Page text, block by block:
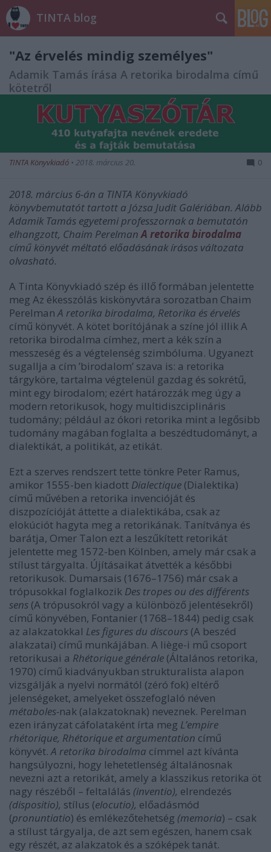
TINTA blog
"Az érvelés mindig személyes"
Adamik Tamás írása A retorika birodalma című
kötetről
TINTA Könyvkiadó • 2018. március 20. 0
2018. március 6-án a TINTA Könyvkiadó
könyvbemutatót tartott a Józsa Judit Galériában. Alább
Adamik Tamás egyetemi professzornak a bemutatón
elhangzott, Chaim Perelman A retorika birodalma
című könyvét méltató előadásának írásos változata
olvasható.
A Tinta Könyvkiadó szép és illő formában jelentette
meg Az ékesszólás kiskönyvtára sorozatban Chaim
Perelman A retorika birodalma, Retorika és érvelés
című könyvét. A kötet borítójának a színe jól illik A
retorika birodalma címhez, mert a kék szín a
messzeség és a végtelenség szimbóluma. Ugyanezt
sugallja a cím ’birodalom’ szava is: a retorika
tárgyköre, tartalma végtelenül gazdag és sokrétű,
mint egy birodalom; ezért határozzák meg úgy a
modern retorikusok, hogy multidiszciplináris
tudomány; például az ókori retorika mint a legősibb
tudomány magában foglalta a beszédtudományt, a
dialektikát, a politikát, az etikát.
Ezt a szerves rendszert tette tönkre Peter Ramus,
amikor 1555-ben kiadott Dialectique (Dialektika)
című művében a retorika invencióját és
diszpozícióját áttette a dialektikába, csak az
elokúciót hagyta meg a retorikának. Tanítványa és
barátja, Omer Talon ezt a leszűkített retorikát
jelentette meg 1572-ben Kölnben, amely már csak a
stílust tárgyalta. Újításaikat átvették a későbbi
retorikusok. Dumarsais (1676–1756) már csak a
trópusokkal foglalkozik Des tropes ou des différents
sens (A trópusokról vagy a különböző jelentésekről)
című könyvében, Fontanier (1768–1844) pedig csak
az alakzatokkal Les figures du discours (A beszéd
alakzatai) című munkájában. A liège-i mű csoport
retorikusai a Rhétorique générale (Általános retorika,
1970) című kiadványukban strukturalista alapon
vizsgálják a nyelvi normától (zéró fok) eltérő
jelenségeket, amelyeket összefoglaló néven
métaboles-nak (alakzatoknak) neveznek. Perelman
ezen irányzat cáfolataként írta meg L’empire
rhétorique, Rhétorique et argumentation című
könyvét. A retorika birodalma címmel azt kívánta
hangsúlyozni, hogy lehetetlenség általánosnak
nevezni azt a retorikát, amely a klasszikus retorika öt
nagy részéből – feltalálás (inventio), elrendezés
(dispositio), stílus (elocutio), előadásmód
(pronuntiatio) és emlékezőtehetség (memoria) – csak
a stílust tárgyalja, de azt sem egészen, hanem csak
egy részét, az alakzatok és a szóképek tanát.